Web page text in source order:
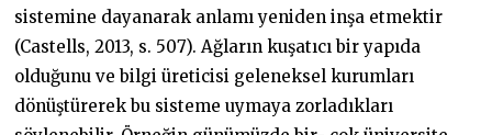
sistemine dayanarak anlamı yeniden inşa etmektir
(Castells, 2013, s. 507). Ağların kuşatıcı bir yapıda
olduğunu ve bilgi üreticisi geleneksel kurumları
dönüştürerek bu sisteme uymaya zorladıkları